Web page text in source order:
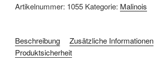
Artikelnummer: 1055 Kategorie: Malinois
Beschreibung
Zusätzliche Informationen
Produktsicherheit